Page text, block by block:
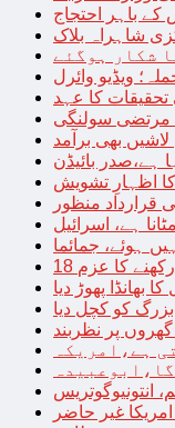
کے باہر احتجاج
شاہراہ بلاک
شکار ہوگئے
ویڈیو وائرل
کا عہد
مرتضی سولنگی
ہے،صدر بائیڈن
اظہارِ تشویش
منظور
ہے، اسرائیل
کا عزم
بھانڈا پھوڑ دیا
کو کچل دیا
پر نظربند
ہے،امریکہ
انتونیوگوتریس